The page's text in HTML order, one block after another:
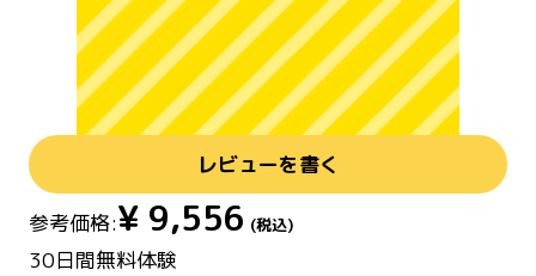
レビューを書く
参考価格:¥ 9,556 (税込)
30日間無料体験